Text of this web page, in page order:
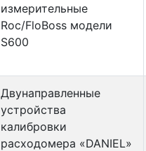
измерительные
Roc/FloBoss модели
S600
Двунаправленные
устройства
калибровки
расходомера «DANIEL»